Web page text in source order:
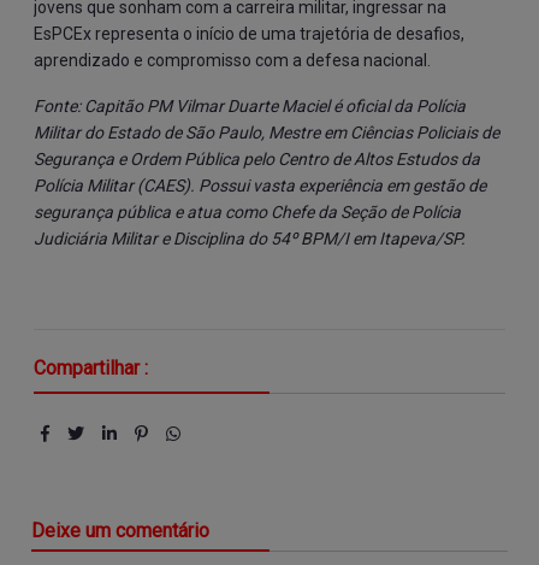
jovens que sonham com a carreira militar, ingressar na
EsPCEx representa o início de uma trajetória de desafios,
aprendizado e compromisso com a defesa nacional.
Fonte: Capitão PM Vilmar Duarte Maciel é oficial da Polícia
Militar do Estado de São Paulo, Mestre em Ciências Policiais de
Segurança e Ordem Pública pelo Centro de Altos Estudos da
Polícia Militar (CAES). Possui vasta experiência em gestão de
segurança pública e atua como Chefe da Seção de Polícia
Judiciária Militar e Disciplina do 54º BPM/I em Itapeva/SP.
Compartilhar :
Deixe um comentário